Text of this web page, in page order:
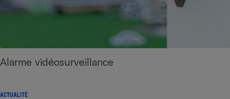
Alarme vidéosurveillance
ACTUALITÉ